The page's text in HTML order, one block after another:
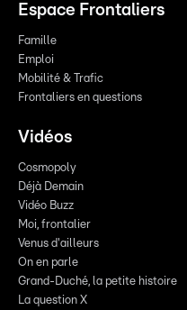
Espace Frontaliers
Famille
Emploi
Mobilité & Trafic
Frontaliers en questions
Vidéos
Cosmopoly
Déjà Demain
Vidéo Buzz
Moi, frontalier
Venus d'ailleurs
On en parle
Grand-Duché, la petite histoire
La question X